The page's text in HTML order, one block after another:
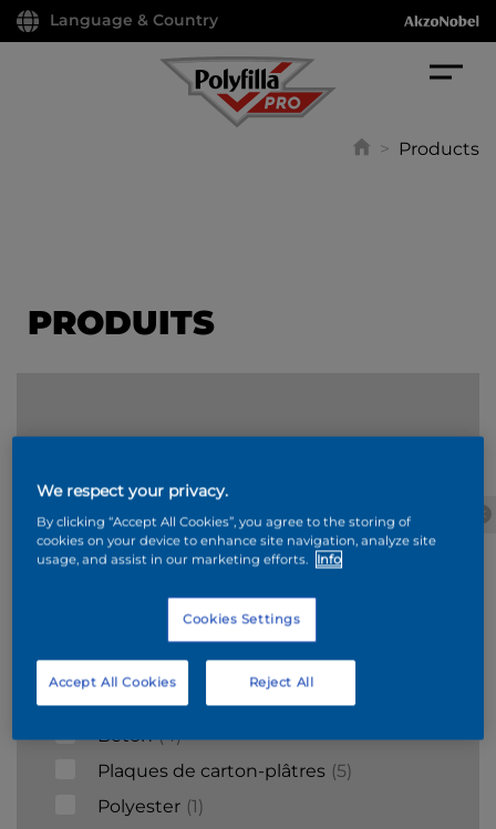
Language & Country
> Products
PRODUITS
Béton
cellulaire
Métaux Bois ciment
Acier galvanisé 1
6
Béton 4
Plaques de carton-plâtres 5
Polyester 1
We respect your privacy.
By clicking “Accept All Cookies”, you agree to the storing of
cookies on your device to enhance site navigation, analyze site
usage, and assist in our marketing efforts.
Info
Cookies Settings
Reject All
Accept All Cookies